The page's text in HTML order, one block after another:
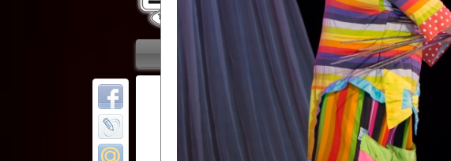
Приветствие Коллективы Новости
ОТЧЕТЫ
Все отчеты
Финал Республиканского